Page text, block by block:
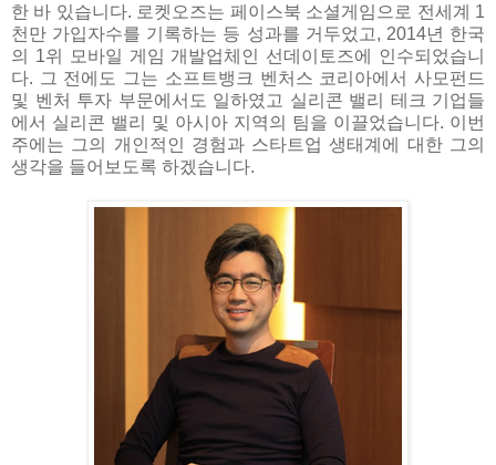
한 바 있습니다. 로켓오즈는 페이스북 소셜게임으로 전세계 1
천만 가입자수를 기록하는 등 성과를 거두었고, 2014년 한국
의 1위 모바일 게임 개발업체인 선데이토즈에 인수되었습니
다. 그 전에도 그는 소프트뱅크 벤처스 코리아에서 사모펀드
및 벤처 투자 부문에서도 일하였고 실리콘 밸리 테크 기업들
에서 실리콘 밸리 및 아시아 지역의 팀을 이끌었습니다. 이번
주에는 그의 개인적인 경험과 스타트업 생태계에 대한 그의
생각을 들어보도록 하겠습니다.